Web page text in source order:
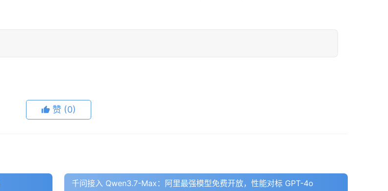
赞 (0)
千问接入 Qwen3.7-Max：阿里最强模型免费开放，性能对标 GPT-4o